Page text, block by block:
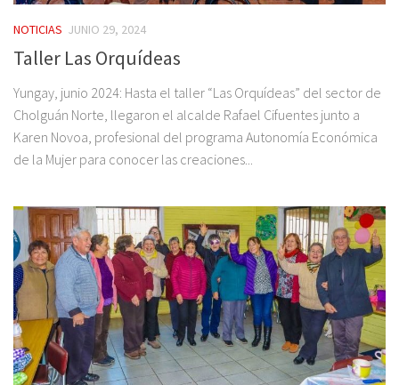
NOTICIAS JUNIO 29, 2024
Taller Las Orquídeas
Yungay, junio 2024: Hasta el taller “Las Orquídeas” del sector de
Cholguán Norte, llegaron el alcalde Rafael Cifuentes junto a
Karen Novoa, profesional del programa Autonomía Económica
de la Mujer para conocer las creaciones...